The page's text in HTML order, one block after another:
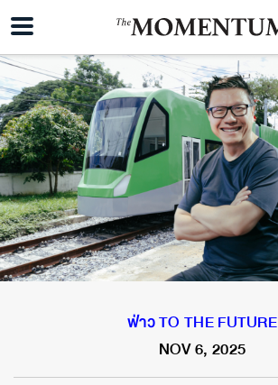
ฟ่าว TO THE FUTURE
NOV 6, 2025